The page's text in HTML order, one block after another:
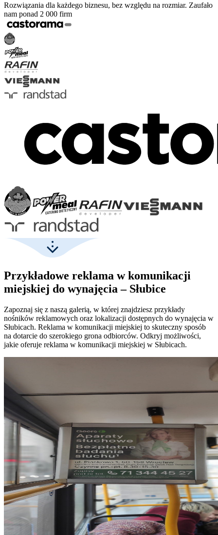
Rozwiązania dla każdego biznesu, bez względu na rozmiar. Zaufało
nam ponad 2 000 firm
Przykładowe reklama w komunikacji
miejskiej do wynajęcia – Słubice
Zapoznaj się z naszą galerią, w której znajdziesz przykłady
nośników reklamowych oraz lokalizacji dostępnych do wynajęcia w
Słubicach. Reklama w komunikacji miejskiej to skuteczny sposób
na dotarcie do szerokiego grona odbiorców. Odkryj możliwości,
jakie oferuje reklama w komunikacji miejskiej w Słubicach.